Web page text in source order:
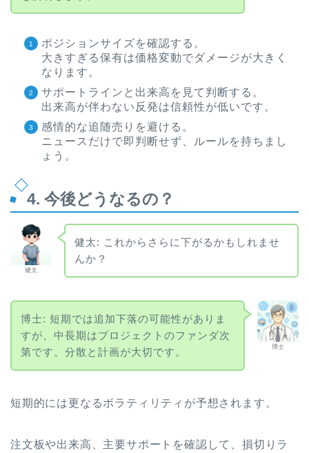
ポジションサイズを確認する。
大きすぎる保有は価格変動でダメージが大きく
なります。
サポートラインと出来高を見て判断する。
出来高が伴わない反発は信頼性が低いです。
感情的な追随売りを避ける。
ニュースだけで即判断せず、ルールを持ちまし
ょう。
4. 今後どうなるの？
健太
健太: これからさらに下がるかもしれませ
んか？
博士
博士: 短期では追加下落の可能性がありま
すが、中長期はプロジェクトのファンダ次
第です。分散と計画が大切です。
短期的には更なるボラティリティが予想されます。
注文板や出来高、主要サポートを確認して、損切りラ